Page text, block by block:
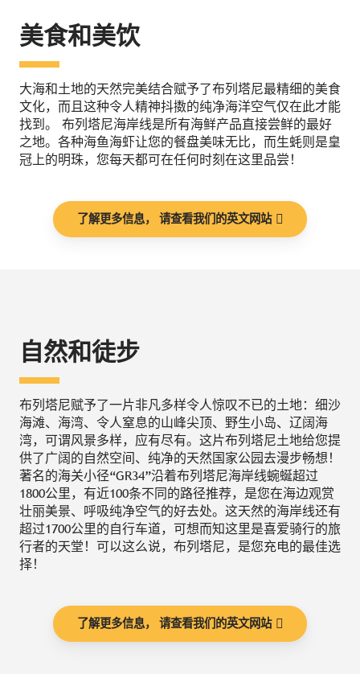
美食和美饮
大海和土地的天然完美结合赋予了布列塔尼最精细的美食
文化，而且这种令人精神抖擞的纯净海洋空气仅在此才能
找到。 布列塔尼海岸线是所有海鲜产品直接尝鲜的最好
之地。各种海鱼海虾让您的餐盘美味无比，而生蚝则是皇
冠上的明珠，您每天都可在任何时刻在这里品尝！
了解更多信息， 请查看我们的英文网站
自然和徒步
布列塔尼赋予了一片非凡多样令人惊叹不已的土地：细沙
海滩、海湾、令人窒息的山峰尖顶、野生小岛、辽阔海
湾，可谓风景多样，应有尽有。这片布列塔尼土地给您提
供了广阔的自然空间、纯净的天然国家公园去漫步畅想！
著名的海关小径“GR34”沿着布列塔尼海岸线蜿蜒超过
1800公里，有近100条不同的路径推荐，是您在海边观赏
壮丽美景、呼吸纯净空气的好去处。这天然的海岸线还有
超过1700公里的自行车道，可想而知这里是喜爱骑行的旅
行者的天堂！可以这么说，布列塔尼，是您充电的最佳选
择！
了解更多信息， 请查看我们的英文网站